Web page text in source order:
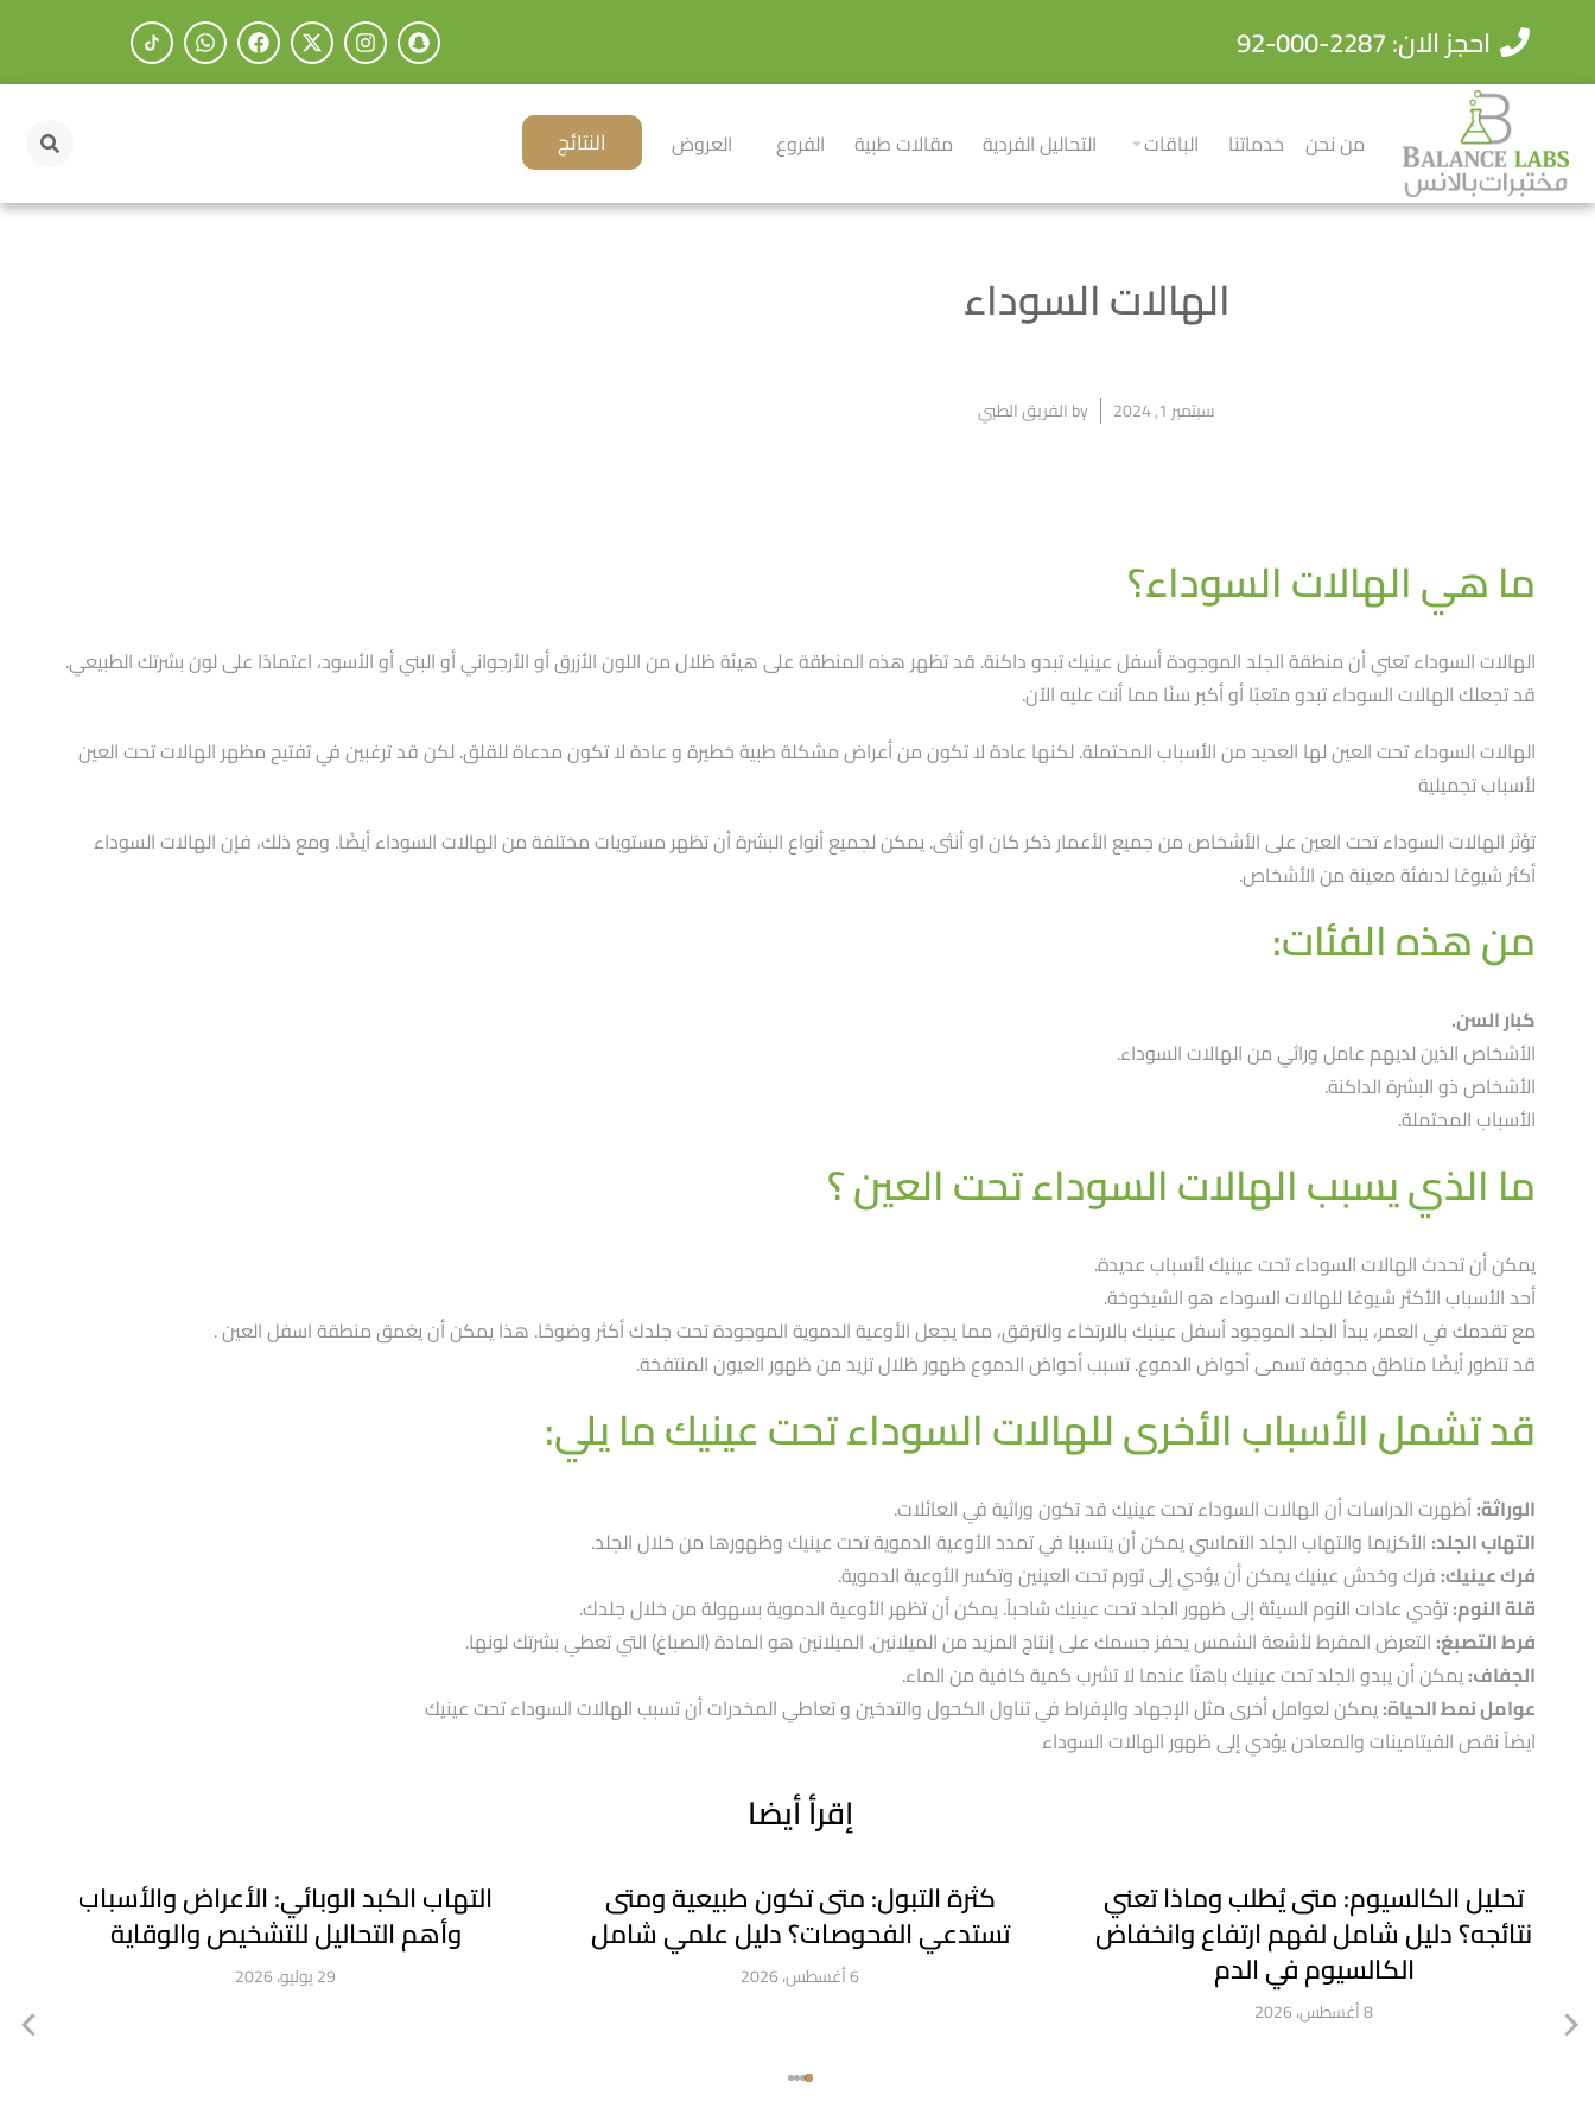
احجز الان: 2287-000-92
من نحن خدماتنا الباقات التحاليل الفردية مقالات طبية الفروع العروض النتائج
الهالات السوداء
سبتمبر 1, 2024 byالفريق الطبي
ما هي الهالات السوداء؟
الهالات السوداء تعني أن منطقة الجلد الموجودة أسفل عينيك تبدو داكنة. قد تظهر هذه المنطقة على هيئة ظلال من اللون الأزرق أو الأرجواني أو البني أو الأسود، اعتمادًا على لون بشرتك الطبيعي.
قد تجعلك الهالات السوداء تبدو متعبًا أو أكبر سنًا مما أنت عليه الآن.
الهالات السوداء تحت العين لها العديد من الأسباب المحتملة. لكنها عادة لا تكون من أعراض مشكلة طبية خطيرة و عادة لا تكون مدعاة للقلق. لكن قد ترغبين في تفتيح مظهر الهالات تحت العين
لأسباب تجميلية
تؤثر الهالات السوداء تحت العين على الأشخاص من جميع الأعمار ذكر كان او أنثى. يمكن لجميع أنواع البشرة أن تظهر مستويات مختلفة من الهالات السوداء أيضًا. ومع ذلك، فإن الهالات السوداء
أكثر شيوعًا لدىفئة معينة من الأشخاص.
من هذه الفئات:
كبار السن.
الأشخاص الذين لديهم عامل وراثي من الهالات السوداء.
الأشخاص ذو البشرة الداكنة.
الأسباب المحتملة.
ما الذي يسبب الهالات السوداء تحت العين ؟
يمكن أن تحدث الهالات السوداء تحت عينيك لأسباب عديدة.
أحد الأسباب الأكثر شيوعًا للهالات السوداء هو الشيخوخة.
مع تقدمك في العمر، يبدأ الجلد الموجود أسفل عينيك بالارتخاء والترقق، مما يجعل الأوعية الدموية الموجودة تحت جلدك أكثر وضوحًا. هذا يمكن أن يغمق منطقة اسفل العين .
قد تتطور أيضًا مناطق مجوفة تسمى أحواض الدموع. تسبب أحواض الدموع ظهور ظلال تزيد من ظهور العيون المنتفخة.
قد تشمل الأسباب الأخرى للهالات السوداء تحت عينيك ما يلي:
الوراثة:أظهرت الدراسات أن الهالات السوداء تحت عينيك قد تكون وراثية في العائلات.
التهاب الجلد: الأكزيما والتهاب الجلد التماسي يمكن أن يتسببا في تمدد الأوعية الدموية تحت عينيك وظهورها من خلال الجلد.
فرك عينيك: فرك وخدش عينيك يمكن أن يؤدي إلى تورم تحت العينين وتكسر الأوعية الدموية.
قلة النوم:تؤدي عادات النوم السيئة إلى ظهور الجلد تحت عينيك شاحباً. يمكن أن تظهر الأوعية الدموية بسهولة من خلال جلدك.
فرط التصبغ: التعرض المفرط لأشعة الشمس يحفز جسمك على إنتاج المزيد من الميلانين. الميلانين هو المادة (الصباغ) التي تعطي بشرتك لونها.
الجفاف:يمكن أن يبدو الجلد تحت عينيك باهتًا عندما لا تشرب كمية كافية من الماء.
عوامل نمط الحياة:يمكن لعوامل أخرى مثل الإجهاد والإفراط في تناول الكحول والتدخين و تعاطي المخدرات أن تسبب الهالات السوداء تحت عينيك
ايضاً نقص الفيتامينات والمعادن يؤدي إلى ظهور الهالات السوداء
إقرأ أيضا
تحليل الكالسيوم: متى يُطلب وماذا تعني
نتائجه؟ دليل شامل لفهم ارتفاع وانخفاض
الكالسيوم في الدم
8 أغسطس، 2026
كثرة التبول: متى تكون طبيعية ومتى
تستدعي الفحوصات؟ دليل علمي شامل
6 أغسطس، 2026
التهاب الكبد الوبائي: الأعراض والأسباب
وأهم التحاليل للتشخيص والوقاية
29 يوليو، 2026